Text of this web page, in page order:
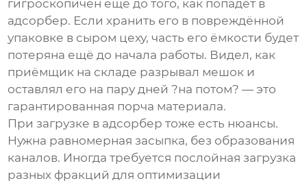
гигроскопичен ещё до того, как попадёт в
адсорбер. Если хранить его в повреждённой
упаковке в сыром цеху, часть его ёмкости будет
потеряна ещё до начала работы. Видел, как
приёмщик на складе разрывал мешок и
оставлял его на пару дней ?на потом? — это
гарантированная порча материала.
При загрузке в адсорбер тоже есть нюансы.
Нужна равномерная засыпка, без образования
каналов. Иногда требуется послойная загрузка
разных фракций для оптимизации